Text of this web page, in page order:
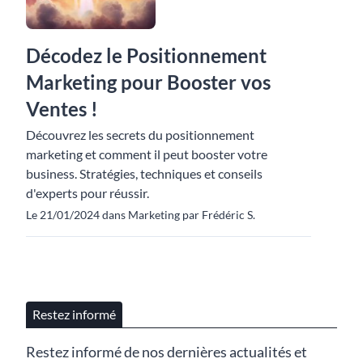
Décodez le Positionnement
Marketing pour Booster vos
Ventes !
Découvrez les secrets du positionnement
marketing et comment il peut booster votre
business. Stratégies, techniques et conseils
d'experts pour réussir.
Le 21/01/2024 dans Marketing par Frédéric S.
Restez informé
Restez informé de nos dernières actualités et